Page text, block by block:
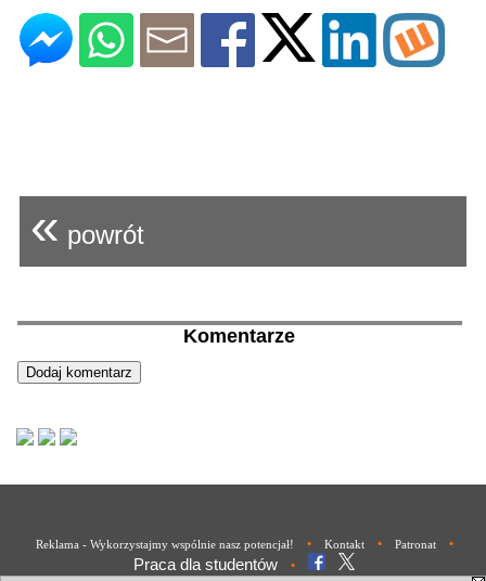
« powrót
Komentarze
Reklama - Wykorzystajmy wspólnie nasz potencjał! • Kontakt • Patronat •
Praca dla studentów •